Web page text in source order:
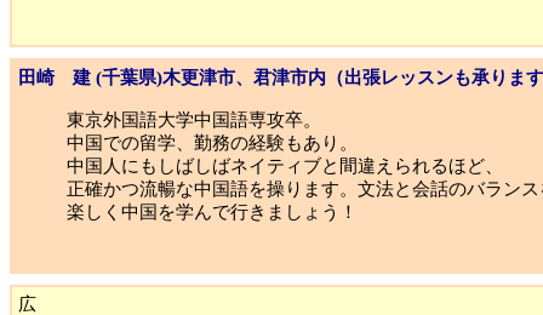
田崎 建 (千葉県)木更津市、君津市内（出張レッスンも承りま
東京外国語大学中国語専攻卒。
中国での留学、勤務の経験もあり。
中国人にもしばしばネイティブと間違えられるほど、
正確かつ流暢な中国語を操ります。文法と会話のバラン
楽しく中国を学んで行きましょう！
広